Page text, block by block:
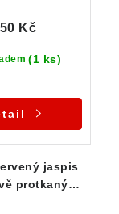
(1 ks)
Kč
jaspis
protkaný